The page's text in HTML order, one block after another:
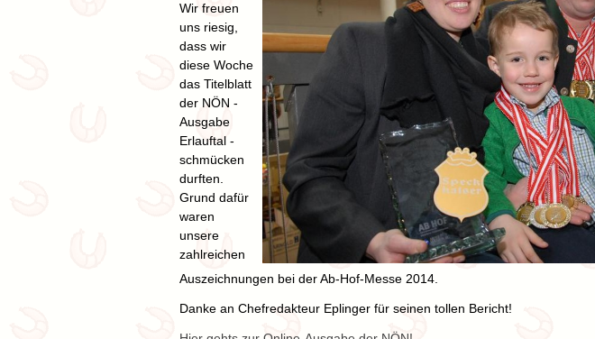
Wir freuen
uns riesig,
dass wir
diese Woche
das Titelblatt
der NÖN -
Ausgabe
Erlauftal -
schmücken
durften.
Grund dafür
waren
unsere
zahlreichen
Auszeichnungen bei der Ab-Hof-Messe 2014.
Danke an Chefredakteur Eplinger für seinen tollen Bericht!